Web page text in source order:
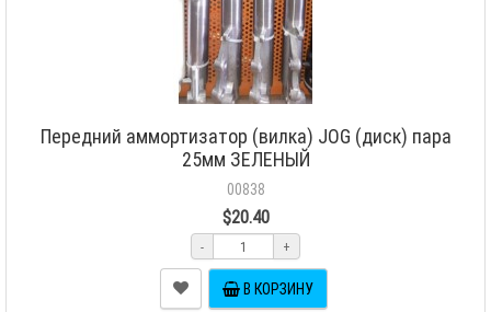
Передний аммортизатор (вилка) JOG (диск) пара
25мм ЗЕЛЕНЫЙ
00838
$20.40
- +
В КОРЗИНУ